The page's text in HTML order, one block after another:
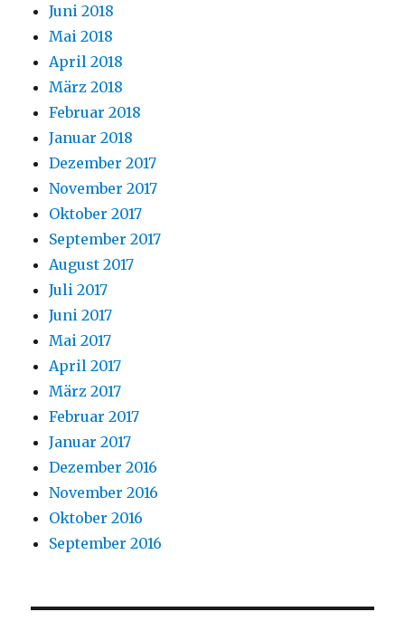
Juni 2018
Mai 2018
April 2018
März 2018
Februar 2018
Januar 2018
Dezember 2017
November 2017
Oktober 2017
September 2017
August 2017
Juli 2017
Juni 2017
Mai 2017
April 2017
März 2017
Februar 2017
Januar 2017
Dezember 2016
November 2016
Oktober 2016
September 2016